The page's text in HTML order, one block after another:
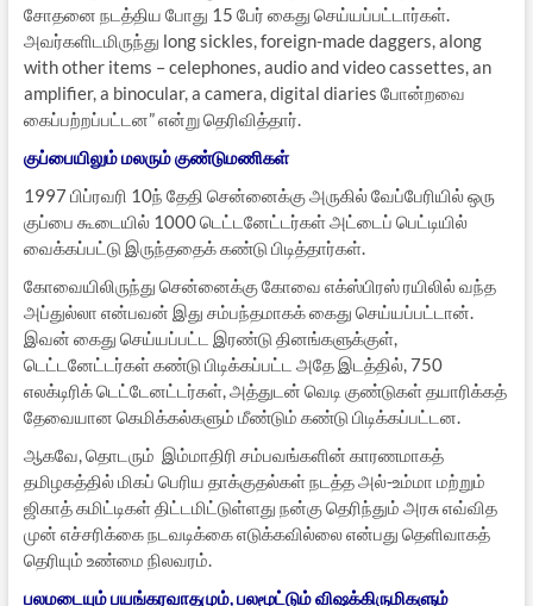
சோதனை நடத்திய போது 15 பேர் கைது செய்யப்பட்டார்கள்.
அவர்களிடமிருந்து long sickles, foreign-made daggers, along
with other items – celephones, audio and video cassettes, an
amplifier, a binocular, a camera, digital diaries போன்றவை
கைப்பற்றப்பட்டன” என்று தெரிவித்தார்.
குப்பையிலும் மலரும் குண்டுமணிகள்
1997 பிப்ரவரி 10ந் தேதி சென்னைக்கு அருகில் வேப்பேரியில் ஒரு
குப்பை கூடையில் 1000 டெட்டனேட்டர்கள் அட்டைப் பெட்டியில்
வைக்கப்பட்டு இருந்ததைக் கண்டு பிடித்தார்கள்.
கோவையிலிருந்து சென்னைக்கு கோவை எக்ஸ்பிரஸ் ரயிலில் வந்த
அப்துல்லா என்பவன் இது சம்பந்தமாகக் கைது செய்யப்பட்டான்.
இவன் கைது செய்யப்பட்ட இரண்டு தினங்களுக்குள்,
டெட்டனேட்டர்கள் கண்டு பிடிக்கப்பட்ட அதே இடத்தில், 750
எலக்டிரிக் டெட்டேனட்டர்கள், அத்துடன் வெடி குண்டுகள் தயாரிக்கத்
தேவையான கெமிக்கல்களும் மீண்டும் கண்டு பிடிக்கப்பட்டன.
ஆகவே, தொடரும் இம்மாதிரி சம்பவங்களின் காரணமாகத்
தமிழகத்தில் மிகப் பெரிய தாக்குதல்கள் நடத்த அல்-உம்மா மற்றும்
ஜிகாத் கமிட்டிகள் திட்டமிட்டுள்ளது நன்கு தெரிந்தும் அரசு எவ்வித
முன் எச்சரிக்கை நடவடிக்கை எடுக்கவில்லை என்பது தெளிவாகத்
தெரியும் உண்மை நிலவரம்.
பலமடையும் பயங்கரவாதமும், பலமூட்டும் விஷக்கிருமிகளும்